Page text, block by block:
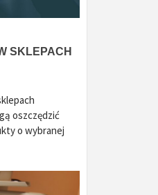
SKLEPACH
oszczędzić
o wybranej